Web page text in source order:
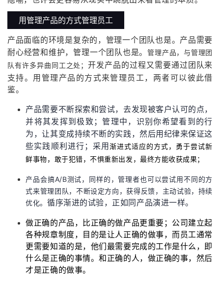
用管理产品的方式管理员工
产品面临的环境是复杂的，管理一个团队也是。产品需要
耐心经营和维护，管理一个团队也是。管理产品，与管理团
队有许多异曲同工之处； 开发产品的过程又需要通过团队来
支持。用管理产品的方式来管理员工，两者可以彼此借
鉴。
产品需要不断探索和尝试，去发现被客户认可的点，
并将其发挥到极致；管理中，识别你希望看到的行
为，让其变成持续不断的实践，然后用纪律来保证这
些实践顺利进行；采用 渐进式适应的方式，勇于尝试新
鲜事物，敢于犯错，不惧重新出发，最终方能收获成果；
产品会搞A/B测试，同样的，管理者也可以尝试用不同的方
式来管理团队，不断设定方向，获得反馈，主动试验，持续
优化。循序渐进的试验，正如同产品演进一样。
做正确的产品，比正确的做产品更重要；公司建立起
各种规章制度，目的是让人正确的做事，而员工通常
更需要知道的是，他们最需要完成的工作是什么，即
什么是正确的事情。和正确的人，做正确的事，然后
才是正确的做事。